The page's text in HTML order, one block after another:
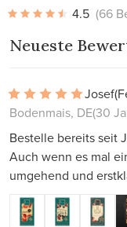
4.5 (66
Neueste
Josef
Bodenmais, DE(30
Bestelle bereits seit
Auch wenn es mal
umgehend und